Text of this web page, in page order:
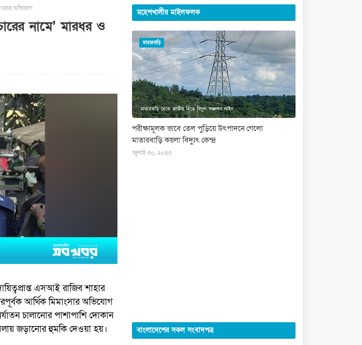
অভিযোগ
নামে’ মারধর ও
এসআই রাজিব শাহার
আর্থিক মিমাংসার অভিযোগ
চালানোর পাশাপাশি দোকান
জড়ানোর হুমকি দেওয়া হয়।
মহেশখালীর মাইলফলক
মাতারবাড়ি
পরীক্ষামূলক ভাবে তেল পুড়িয়ে উৎপাদনে গেলো
মাতারবাড়ি কয়লা বিদ্যুৎ কেন্দ্র
জুলাই ৩০, ২০২৩
বাংলাদেশের সকল সংবাদপত্র